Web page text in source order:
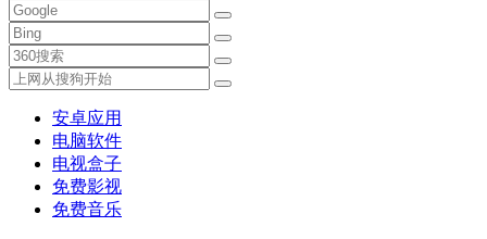
安卓应用
电脑软件
电视盒子
免费影视
免费音乐